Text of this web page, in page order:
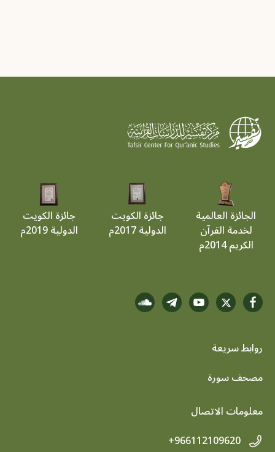
الجائزة العالمية
لخدمة القرآن
الكريم 2014م
جائزة الكويت
الدولية 2017م
جائزة الكويت
الدولية 2019م
روابط سريعة
footer menu
مصحف سورة
معلومات الاتصال
+966112109620